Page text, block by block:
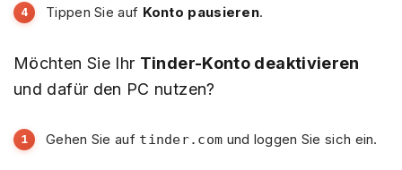
Tippen Sie auf Konto pausieren.
Möchten Sie Ihr Tinder-Konto deaktivieren
und dafür den PC nutzen?
Gehen Sie auf tinder.com und loggen Sie sich ein.